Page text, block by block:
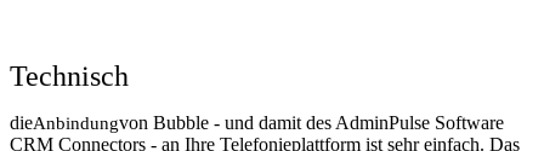
Technisch
dieAnbindungvon Bubble - und damit des AdminPulse Software
CRM Connectors - an Ihre Telefonieplattform ist sehr einfach. Das